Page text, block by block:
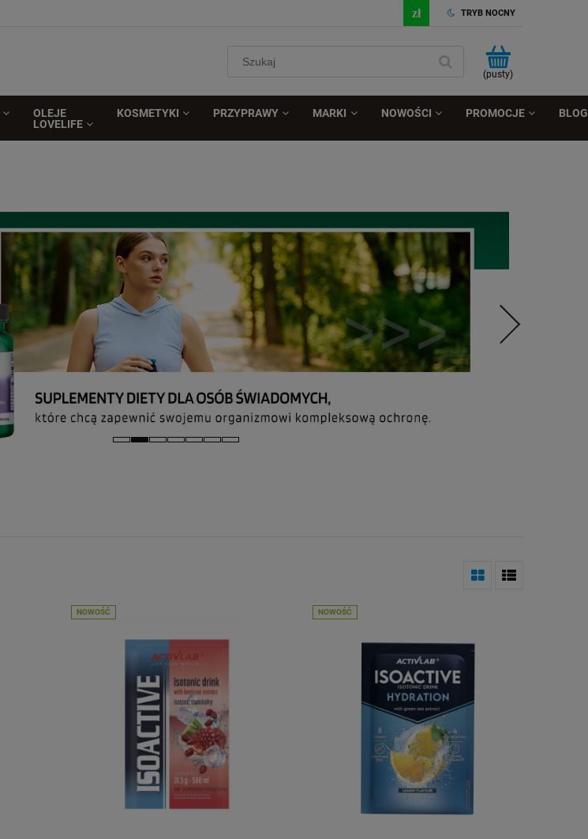
TRYB NOCNY
(pusty)
OLEJE
LOVELIFE
KOSMETYKI PRZYPRAWY MARKI NOWOŚCI PROMOCJE BLOG
NOWOŚĆ NOWOŚĆ